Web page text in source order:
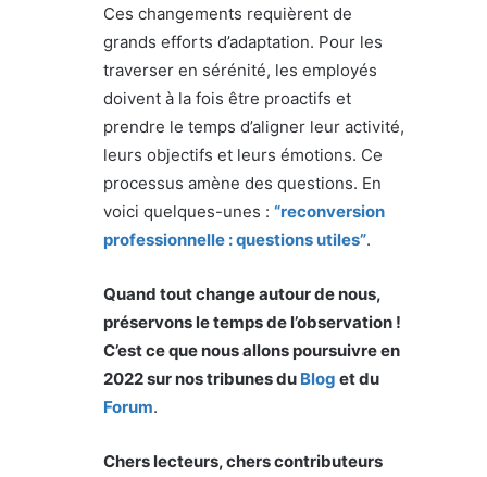
Ces changements requièrent de
grands efforts d’adaptation. Pour les
traverser en sérénité, les employés
doivent à la fois être proactifs et
prendre le temps d’aligner leur activité,
leurs objectifs et leurs émotions. Ce
processus amène des questions. En
voici quelques-unes : “reconversion
professionnelle : questions utiles”.
Quand tout change autour de nous,
préservons le temps de l’observation !
C’est ce que nous allons poursuivre en
2022 sur nos tribunes du Blog et du
Forum.
Chers lecteurs, chers contributeurs